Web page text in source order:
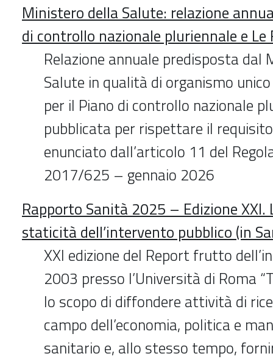
Ministero della Salute: relazione
di controllo nazionale pluriennale e Le
Relazione annuale predisposta dal
Salute in qualità di organismo
per il Piano di controllo nazionale
pubblicata per rispettare il
enunciato dall’articolo 11 del
2017/625 – gennaio 2026
Rapporto Sanità 2025 – Edizione XXI.
staticità dell’intervento pubblico (in
XXI edizione del Report frutto
2003 presso l’Università di Roma
lo scopo di diffondere attività di
campo dell’economia, politica e
sanitario e, allo stesso tempo,